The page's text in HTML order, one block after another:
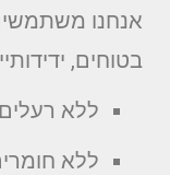
אנחנו משתמשים
בטוחים,
ללא רעלים
ללא